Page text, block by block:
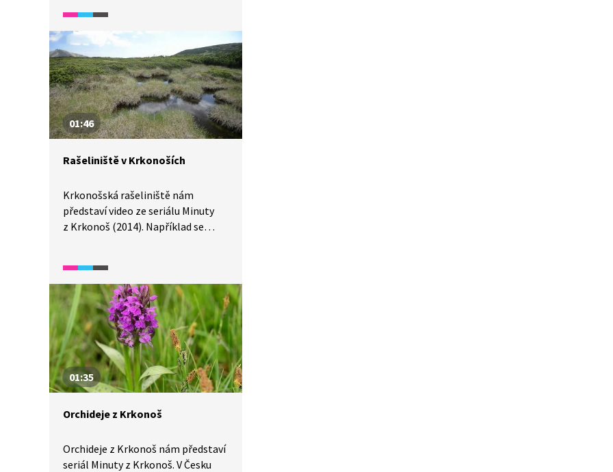
člověkem?
01:46
Rašeliniště v Krkonoších
Krkonošská rašeliniště nám
představí video ze seriálu Minuty
z Krkonoš (2014). Například se
i pro ekology mokřad.
01:35
Orchideje z Krkonoš
Orchideje z Krkonoš nám představí
seriál Minuty z Krkonoš. V Česku